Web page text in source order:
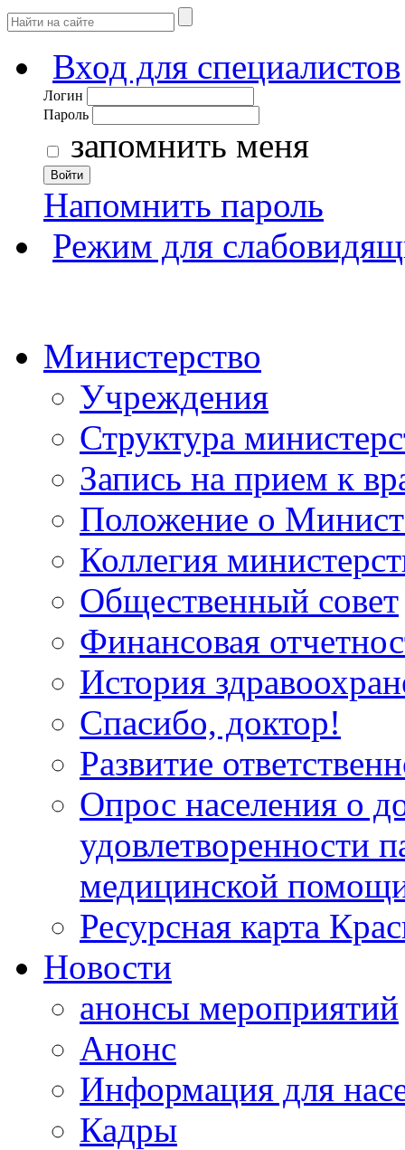
Вход для специалистов
Логин
Пароль
запомнить меня
Войти
Напомнить пароль
Режим для
Министерство
Учреждения
Структура
Запись на прием к
Положение о
Коллегия
Общественный совет
Финансовая
История
Спасибо, доктор!
Развитие
Опрос населения о
удовлетворенности
медицинской
Ресурсная карта
Новости
анонсы мероприятий
Анонс
Информация для
Кадры